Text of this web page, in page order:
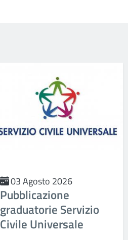
03 Agosto 2026
Pubblicazione
graduatorie Servizio
Civile Universale